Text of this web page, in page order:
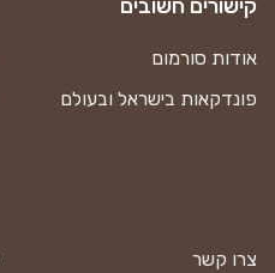
צרו קשר
קישורים חשובים
אודות סורמום
פונדקאות בישראל ובעולם